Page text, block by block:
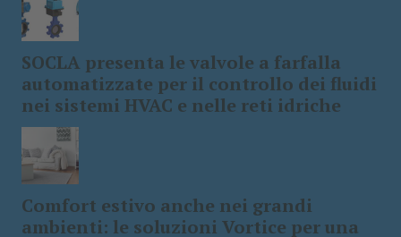
SOCLA presenta le valvole a farfalla
automatizzate per il controllo dei fluidi
nei sistemi HVAC e nelle reti idriche
Comfort estivo anche nei grandi
ambienti: le soluzioni Vortice per una